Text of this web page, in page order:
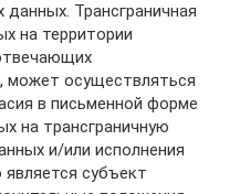
Трансграничная
на территории
может осуществляться
в письменной форме
на трансграничную
и/или исполнения
субъект